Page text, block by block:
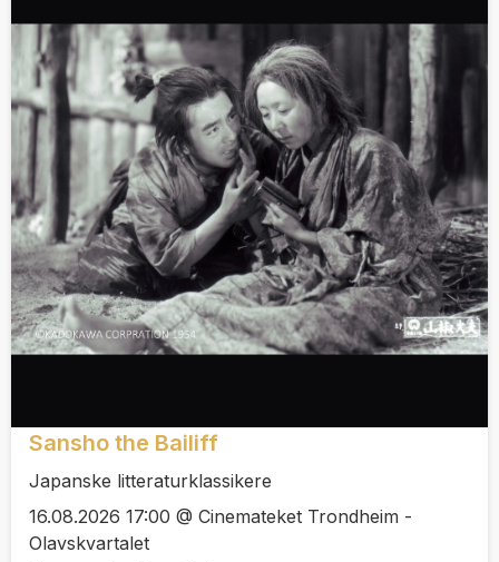
Sansho the Bailiff
Japanske litteraturklassikere
16.08.2026 17:00 @ Cinemateket Trondheim -
Olavskvartalet